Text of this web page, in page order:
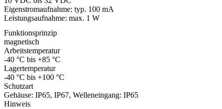
Eigenstromaufnahme: typ. 100 mA
Leistungsaufnahme: max. 1 W
Funktionsprinzip
magnetisch
Arbeitstemperatur
-40 °C bis +85 °C
Lagertemperatur
-40 °C bis +100 °C
Schutzart
Gehäuse: IP65, IP67, Welleneingang: IP65
Hinweis